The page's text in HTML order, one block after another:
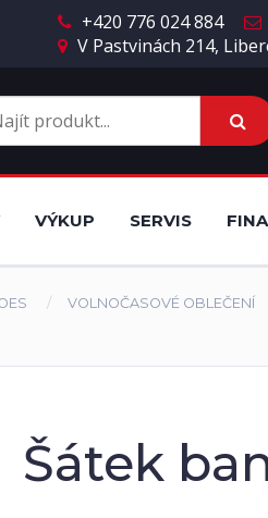
+420 776 024 884
V Pastvinách 214,
VÝKUP SERVIS
VOLNOČASOVÉ OBLEČENÍ
Šátek